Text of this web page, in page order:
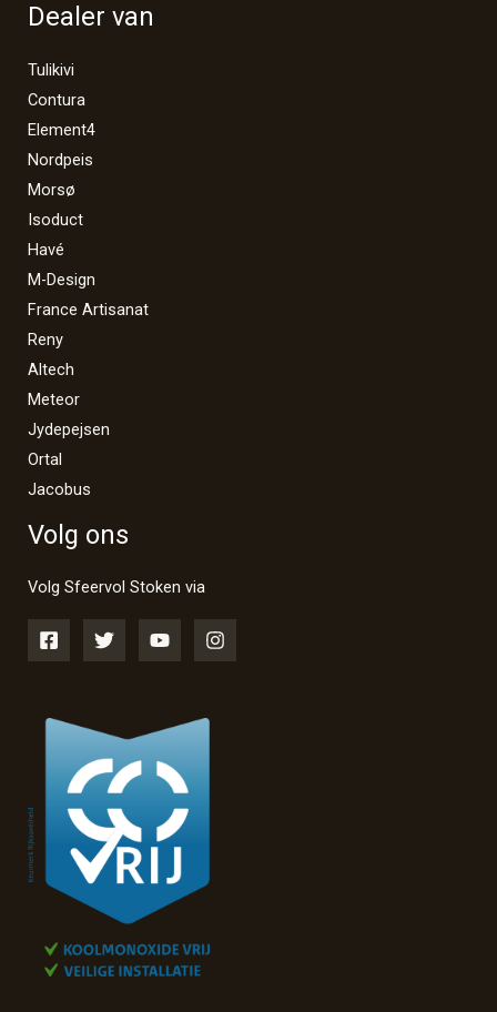
Dealer van
Tulikivi
Contura
Element4
Nordpeis
Morsø
Isoduct
Havé
M-Design
France Artisanat
Reny
Altech
Meteor
Jydepejsen
Ortal
Jacobus
Volg ons
Volg Sfeervol Stoken via